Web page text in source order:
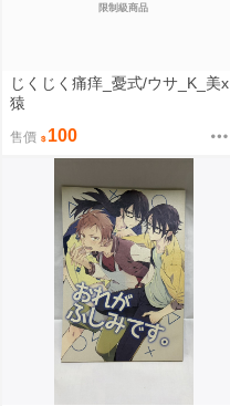
限制級商品
じくじく痛痒_憂式/ウサ_K_美x
猿
售價 100